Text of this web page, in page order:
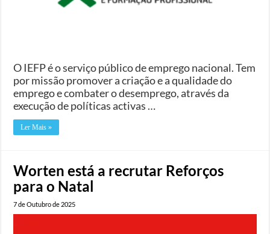
O IEFP é o serviço público de emprego nacional. Tem
por missão promover a criação e a qualidade do
emprego e combater o desemprego, através da
execução de políticas activas …
Ler Mais »
Worten está a recrutar Reforços
para o Natal
7 de Outubro de 2025